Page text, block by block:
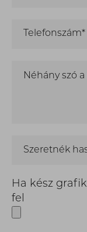
Telefonszám*
Néhány szó
Szeretnék
Ha kész
fel